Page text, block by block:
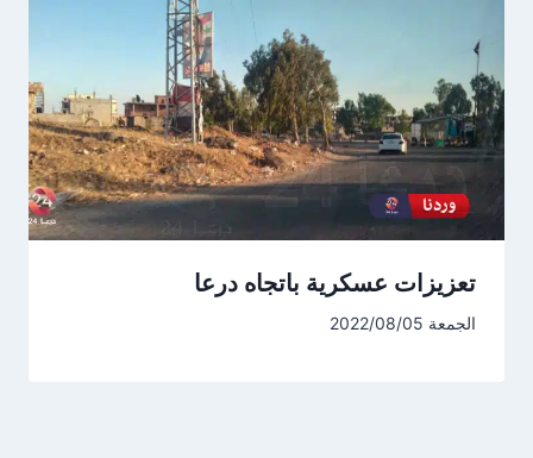
تعزيزات عسكرية باتجاه درعا
الجمعة 2022/08/05